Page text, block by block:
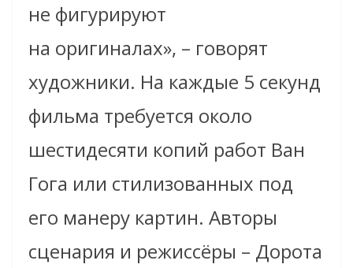
не фигурируют
на оригиналах», – говорят
художники. На каждые 5 секунд
фильма требуется около
шестидесяти копий работ Ван
Гога или стилизованных под
его манеру картин. Авторы
сценария и режиссёры – Дорота